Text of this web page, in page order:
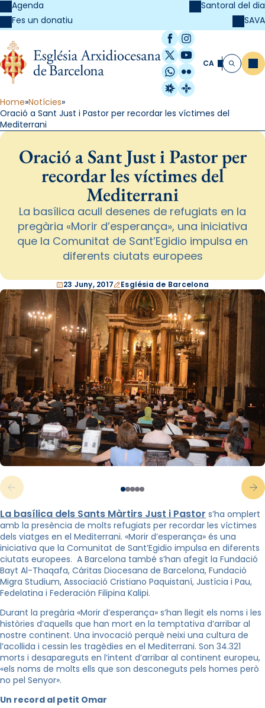
Agenda
Fes un donatiu
Santoral del dia
SAVA
Facebook
Instagram
X / Twitter
YouTube
WhatsApp
Flickr
Radio Estel
Catalunya
CA Cerca
Home Notícies
Oració a Sant Just i Pastor per recordar les víctimes del
Mediterrani
Oració a Sant Just i Pastor per
recordar les víctimes del
Mediterrani
La basílica acull desenes de refugiats en la
pregària «Morir d’esperança», una iniciativa
que la Comunitat de Sant’Egidio impulsa en
diferents ciutats europees
23 Juny, 2017 Església de Barcelona
La basílica dels Sants Màrtirs Just i Pastor s’ha omplert
amb la presència de molts refugiats per recordar les víctimes
dels viatges en el Mediterrani. «Morir d’esperança» és una
iniciativa que la Comunitat de Sant’Egidio impulsa en diferents
ciutats europees. A Barcelona també s’han afegit la Fundació
Bayt Al-Thaqafa, Cáritas Diocesana de Barcelona, Fundació
Migra Studium, Associació Cristiano Paquistaní, Justícia i Pau,
Fedelatina i Federación Filipina Kalipi.
Durant la pregària «Morir d’esperança» s’han llegit els noms i les
històries d’aquells que han mort en la temptativa d’arribar al
nostre continent. Una invocació perquè neixi una cultura de
l’acollida i cessin les tragèdies en el Mediterrani. Son 34.321
morts i desapareguts en l’intent d’arribar al continent europeu,
«els noms de molts ells que son desconeguts pels homes però
no pel Senyor».
Un record al petit Omar